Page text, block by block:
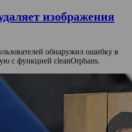
изображения
обнаружил ошибку в
с функцией cleanOrphans.